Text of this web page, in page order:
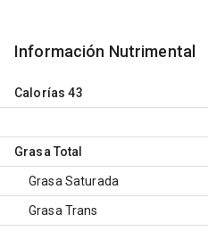
Información Nutrimental
Calorías 43
Grasa Total
Grasa Saturada
Grasa Trans